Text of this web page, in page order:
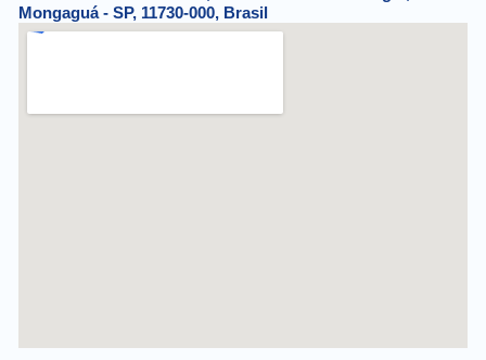
Mongaguá - SP, 11730-000, Brasil